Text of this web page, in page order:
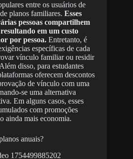
entre os usuários de
planos familiares. Esses
pessoas compartilhem
em um custo
por pessoa. Entretanto, é
específicas de cada
vínculo familiar ou residir
disso, para estudantes
oferecem descontos
de vínculo com uma
se uma alternativa
Em alguns casos, esses
com promoções
ainda mais economia.
anuais?